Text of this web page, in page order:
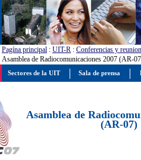
Pagína principal : UIT-R : Conferencias y
Asamblea de Radiocomunicaciones 2007 (AR-
Asamblea de
(AR-07)
Sectores de la UIT Sala de prensa